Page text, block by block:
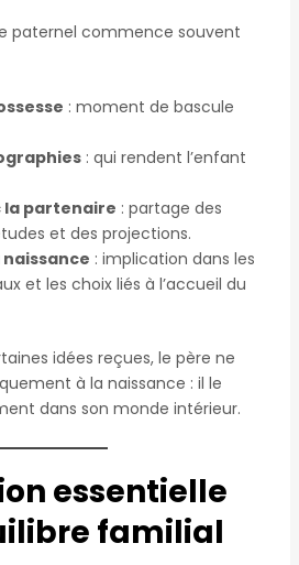
paternel commence souvent
: moment de bascule
: qui rendent l’enfant
la partenaire : partage des
et des projections.
: implication dans les
et les choix liés à l’accueil du
idées reçues, le père ne
à la naissance : il le
dans son monde intérieur.
essentielle
familial